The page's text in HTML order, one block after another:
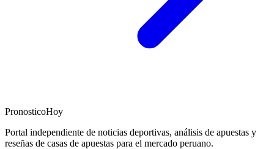
PronosticoHoy
Portal independiente de noticias deportivas, análisis de apuestas y
reseñas de casas de apuestas para el mercado peruano.